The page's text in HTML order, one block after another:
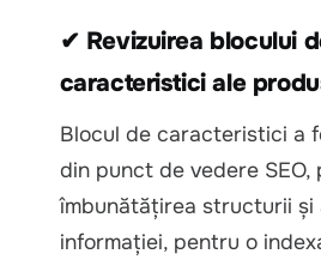
✔ Revizuirea blocului
caracteristici ale
Blocul de caracteristici a
din punct de vedere SEO,
îmbunătățirea structurii și
informației, pentru o